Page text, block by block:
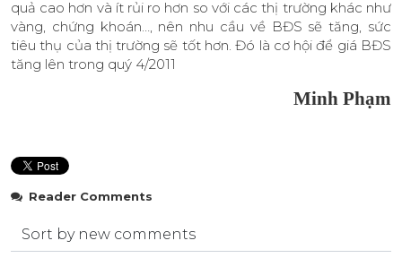
quả cao hơn và ít rủi ro hơn so với các thị trường khác như
vàng, chứng khoán…, nên nhu cầu về BĐS sẽ tăng, sức
tiêu thụ của thị trường sẽ tốt hơn. Đó là cơ hội để giá BĐS
tăng lên trong quý 4/2011
Minh Phạm
Reader Comments